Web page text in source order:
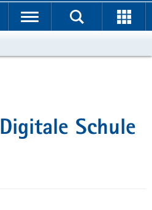
Digitale Schule